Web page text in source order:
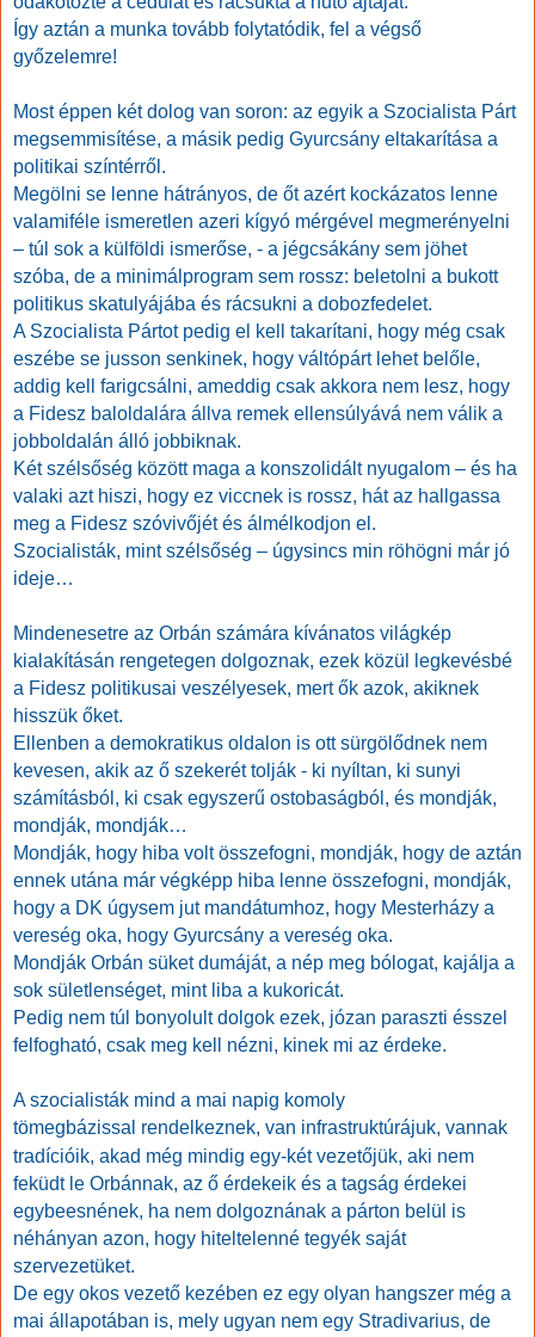
Így aztán a munka tovább folytatódik, fel a végső
győzelemre!
Most éppen két dolog van soron: az egyik a Szocialista Párt
megsemmisítése, a másik pedig Gyurcsány eltakarítása a
politikai színtérről.
Megölni se lenne hátrányos, de őt azért kockázatos lenne
valamiféle ismeretlen azeri kígyó mérgével megmerényelni
– túl sok a külföldi ismerőse, - a jégcsákány sem jöhet
szóba, de a minimálprogram sem rossz: beletolni a bukott
politikus skatulyájába és rácsukni a dobozfedelet.
A Szocialista Pártot pedig el kell takarítani, hogy még csak
eszébe se jusson senkinek, hogy váltópárt lehet belőle,
addig kell farigcsálni, ameddig csak akkora nem lesz, hogy
a Fidesz baloldalára állva remek ellensúlyává nem válik a
jobboldalán álló jobbiknak.
Két szélsőség között maga a konszolidált nyugalom – és ha
valaki azt hiszi, hogy ez viccnek is rossz, hát az hallgassa
meg a Fidesz szóvivőjét és álmélkodjon el.
Szocialisták, mint szélsőség – úgysincs min röhögni már jó
ideje…
Mindenesetre az Orbán számára kívánatos világkép
kialakításán rengetegen dolgoznak, ezek közül legkevésbé
a Fidesz politikusai veszélyesek, mert ők azok, akiknek
hisszük őket.
Ellenben a demokratikus oldalon is ott sürgölődnek nem
kevesen, akik az ő szekerét tolják - ki nyíltan, ki sunyi
számításból, ki csak egyszerű ostobaságból, és mondják,
mondják, mondják…
Mondják, hogy hiba volt összefogni, mondják, hogy de aztán
ennek utána már végképp hiba lenne összefogni, mondják,
hogy a DK úgysem jut mandátumhoz, hogy Mesterházy a
vereség oka, hogy Gyurcsány a vereség oka.
Mondják Orbán süket dumáját, a nép meg bólogat, kajálja a
sok sületlenséget, mint liba a kukoricát.
Pedig nem túl bonyolult dolgok ezek, józan paraszti ésszel
felfogható, csak meg kell nézni, kinek mi az érdeke.
A szocialisták mind a mai napig komoly
tömegbázissal rendelkeznek, van infrastruktúrájuk, vannak
tradícióik, akad még mindig egy-két vezetőjük, aki nem
feküdt le Orbánnak, az ő érdekeik és a tagság érdekei
egybeesnének, ha nem dolgoznának a párton belül is
néhányan azon, hogy hiteltelenné tegyék saját
szervezetüket.
De egy okos vezető kezében ez egy olyan hangszer még a
mai állapotában is, mely ugyan nem egy Stradivarius, de